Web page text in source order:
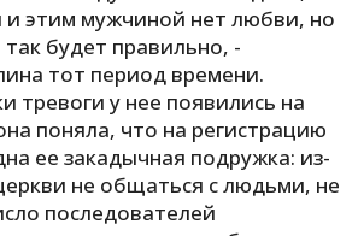
этим мужчиной нет любви, но
будет правильно, -
тот период времени.
тревоги у нее появились на
поняла, что на регистрацию
ее закадычная подружка: из-
не общаться с людьми, не
последователей